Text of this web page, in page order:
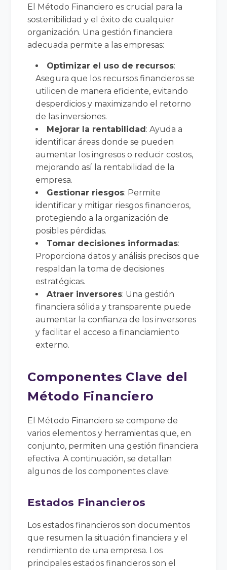
El Método Financiero es crucial para la
sostenibilidad y el éxito de cualquier
organización. Una gestión financiera
adecuada permite a las empresas:
Optimizar el uso de recursos:
Asegura que los recursos financieros se
utilicen de manera eficiente, evitando
desperdicios y maximizando el retorno
de las inversiones.
Mejorar la rentabilidad: Ayuda a
identificar áreas donde se pueden
aumentar los ingresos o reducir costos,
mejorando así la rentabilidad de la
empresa.
Gestionar riesgos: Permite
identificar y mitigar riesgos financieros,
protegiendo a la organización de
posibles pérdidas.
Tomar decisiones informadas:
Proporciona datos y análisis precisos que
respaldan la toma de decisiones
estratégicas.
Atraer inversores: Una gestión
financiera sólida y transparente puede
aumentar la confianza de los inversores
y facilitar el acceso a financiamiento
externo.
Componentes Clave del
Método Financiero
El Método Financiero se compone de
varios elementos y herramientas que, en
conjunto, permiten una gestión financiera
efectiva. A continuación, se detallan
algunos de los componentes clave:
Estados Financieros
Los estados financieros son documentos
que resumen la situación financiera y el
rendimiento de una empresa. Los
principales estados financieros son el